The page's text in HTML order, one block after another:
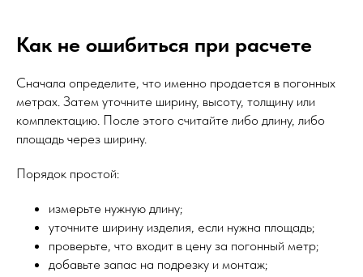
Как не ошибиться при расчете
Сначала определите, что именно продается в погонных
метрах. Затем уточните ширину, высоту, толщину или
комплектацию. После этого считайте либо длину, либо
площадь через ширину.
Порядок простой:
измерьте нужную длину;
уточните ширину изделия, если нужна площадь;
проверьте, что входит в цену за погонный метр;
добавьте запас на подрезку и монтаж;